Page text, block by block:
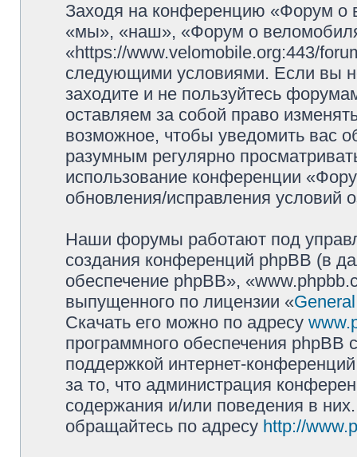
Заходя на конференцию «Форум о
«мы», «наш», «Форум о
«https://www.velomobile.org:443/
следующими условиями. Если вы
заходите и не пользуйтесь
оставляем за собой право
возможное, чтобы уведомить вас
разумным регулярно
использование конференции
обновления/исправления условий
Наши форумы работают под
создания конференций phpBB (в
обеспечение phpBB»,
выпущенного по лицензии «
Скачать его можно по адресу
программного обеспечения phpBB
поддержкой интернет-
за то, что администрация
содержания и/или поведения в
обращайтесь по адресу http://